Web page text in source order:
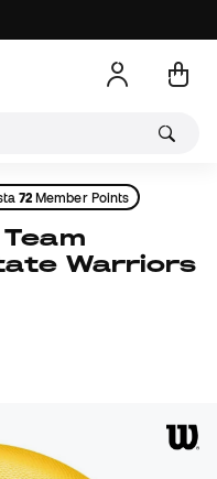
72 Member Points
Warriors